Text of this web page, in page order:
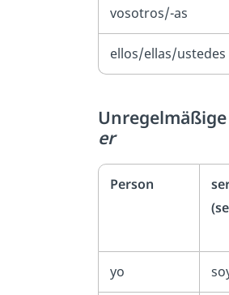
vosotros/-as
ellos/ellas/ustedes
er
Person
yo